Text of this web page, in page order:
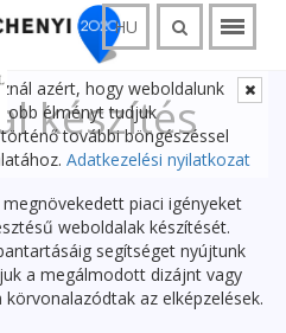
azért, hogy weboldalunk
élményt tudjuk
további böngészéssel
Adatkezelési nyilatkozat
HU
készítés
piaci igényeket
weboldalak készítését.
segítséget nyújtunk
a megálmodott dizájnt vagy
az elképzelések.